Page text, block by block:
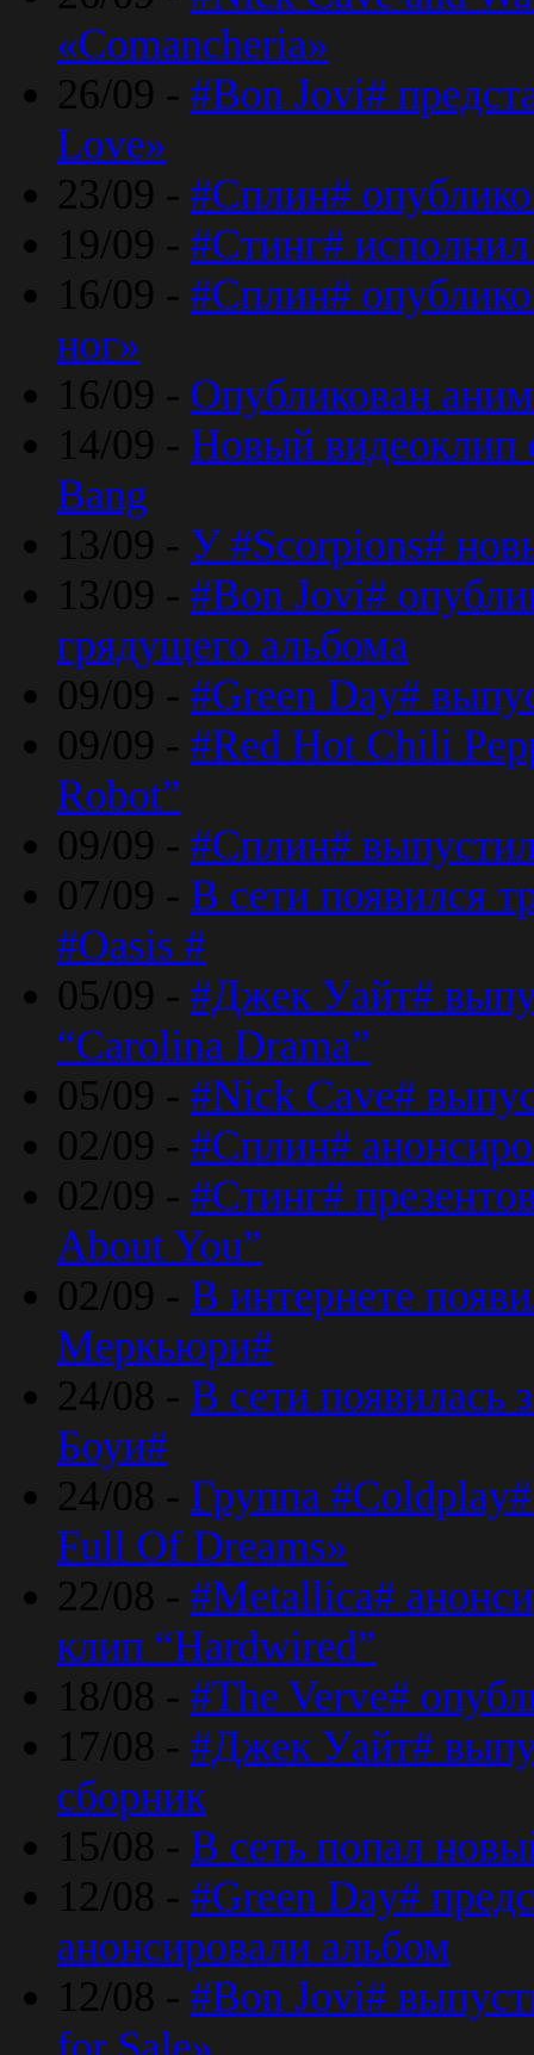
«Comancheria»
26/09 - #Bon Jovi#
Love»
23/09 - #Сплин#
19/09 - #Стинг#
16/09 - #Сплин#
ног»
16/09 - Опубликован
14/09 - Новый видеоклип
Bang
13/09 - У #Scorpions#
13/09 - #Bon Jovi#
грядущего альбома
09/09 - #Green Day#
09/09 - #Red Hot Chili
Robot”
09/09 - #Сплин#
07/09 - В сети появился
#Oasis #
05/09 - #Джек Уайт#
“Carolina Drama”
05/09 - #Nick Cave#
02/09 - #Сплин#
02/09 - #Стинг#
About You”
02/09 - В интернете
Меркьюри#
24/08 - В сети появилась
Боуи#
24/08 - Группа
Full Of Dreams»
22/08 - #Metallica#
клип “Hardwired”
18/08 - #The Verve#
17/08 - #Джек Уайт#
сборник
15/08 - В сеть попал
12/08 - #Green Day#
анонсировали альбом
12/08 - #Bon Jovi#